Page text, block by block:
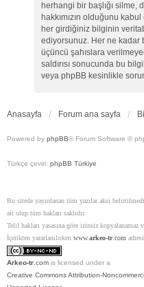
herhangi bir başlığı silme,
hakkımızın olduğunu
her girdiğiniz bilginin
ediyorsunuz. Her ne kadar
üçüncü şahıslara
saldırısı sonucunda bu
veya phpBB kesinlikle
Anasayfa Forum ana sayfa
Powered by phpBB® Forum Software ©
Türkçe çeviri: phpBB Türkiye
Bu sitede yayınlanan tüm yazılar aksi
ait olup tüm hakları saklıdır.
Telif hakları yasasına göre izinsiz kopyalanamaz
İçerikten yararlanılırken www.arkeo-tr.com
Arkeo-tr .com is licensed under a
Creative Commons Attribution-